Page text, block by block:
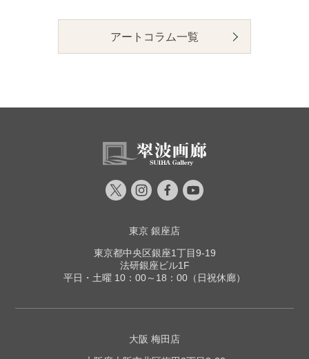
アートコラム一覧
東京 銀座店
東京都中央区銀座1丁目9-19
法研銀座ビル1F
平日・土曜 10：00～18：00（日祝休廊）
大阪 梅田店